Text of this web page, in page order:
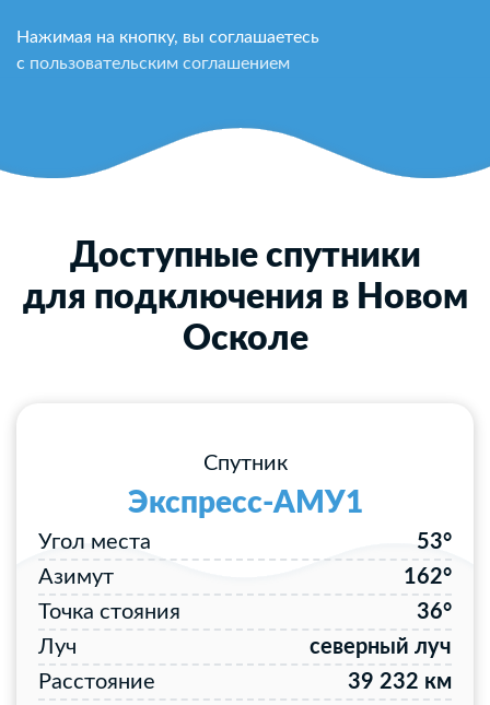
Нажимая на кнопку, вы соглашаетесь
с пользовательским соглашением
Доступные спутники
для подключения в Новом
Осколе
Спутник
Экспресс-АМУ1
Угол места
53°
Азимут
162°
Точка стояния
36°
Луч
северный луч
Расстояние
39 232 км